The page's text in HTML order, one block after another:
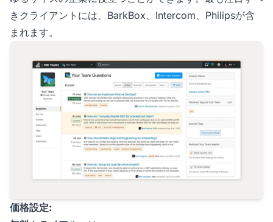
きクライアントには、BarkBox、Intercom、Philipsが含
まれます。
価格設定: